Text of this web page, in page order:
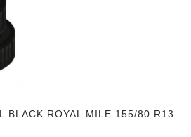
BLACK ROYAL MILE 155/80 R13